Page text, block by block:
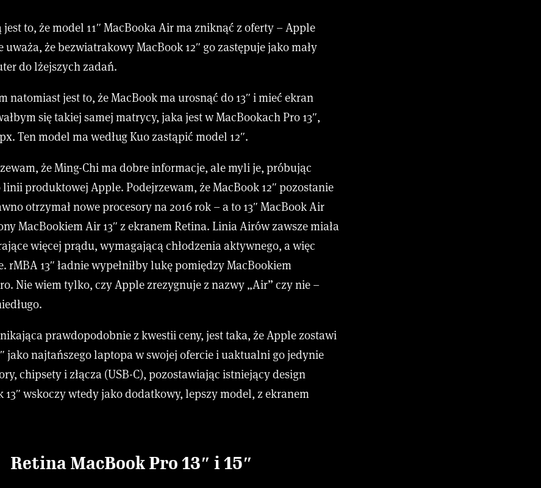
jest to, że model 11″ MacBooka Air ma zniknąć z oferty – Apple
że bezwiatrakowy MacBook 12″ go zastępuje jako mały
do lżejszych zadań.
natomiast jest to, że MacBook ma urosnąć do 13″ i mieć ekran
się takiej samej matrycy, jaka jest w MacBookach Pro 13″,
Ten model ma według Kuo zastąpić model 12″.
że Ming-Chi ma dobre informacje, ale myli je, próbując
produktowej Apple. Podejrzewam, że MacBook 12″ pozostanie
otrzymał nowe procesory na 2016 rok – a to 13″ MacBook Air
MacBookiem Air 13″ z ekranem Retina. Linia Airów zawsze miała
więcej prądu, wymagającą chłodzenia aktywnego, a więc
rMBA 13″ ładnie wypełniłby lukę pomiędzy MacBookiem
Nie wiem tylko, czy Apple zrezygnuje z nazwy „Air” czy nie –
prawdopodobnie z kwestii ceny, jest taka, że Apple zostawi
jako najtańszego laptopa w swojej ofercie i uaktualni go jedynie
chipsety i złącza (USB-C), pozostawiając istniejący design
13″ wskoczy wtedy jako dodatkowy, lepszy model, z ekranem
Retina MacBook Pro 13″ i 15″